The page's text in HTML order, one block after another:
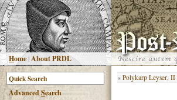
Home |About PRDL
AdvancedSearch
« Polykarp Leyser, II